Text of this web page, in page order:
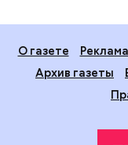
О газете Реклама
Архив газеты